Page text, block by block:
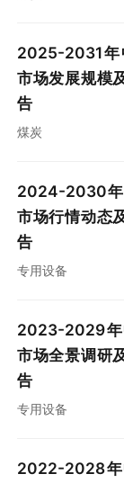
2025-2031年
市场发展规模
告
煤炭
2024-2030年
市场行情动态
告
专用设备
2023-2029年
市场全景调研
告
专用设备
2022-2028年